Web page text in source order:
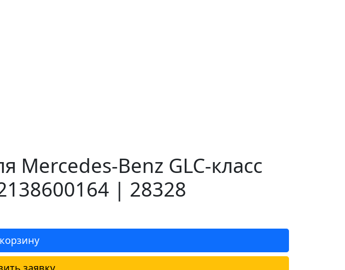
Mercedes-Benz GLC-класс
| 28328